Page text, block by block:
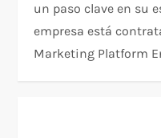
un paso clave en su
empresa está
Marketing Platform